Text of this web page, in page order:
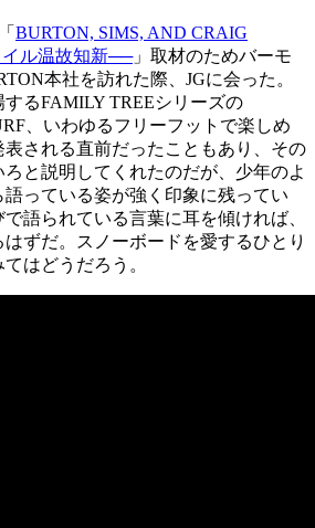
BURTON, SIMS, AND CRAIG
ル温故知新──」取材のためバーモ
本社を訪れた際、JGに会った。
るFAMILY TREEシリーズの
、いわゆるフリーフットで楽しめ
される直前だったこともあり、その
と説明してくれたのだが、少年のよ
語っている姿が強く印象に残ってい
語られている言葉に耳を傾ければ、
ずだ。スノーボードを愛するひとり
はどうだろう。